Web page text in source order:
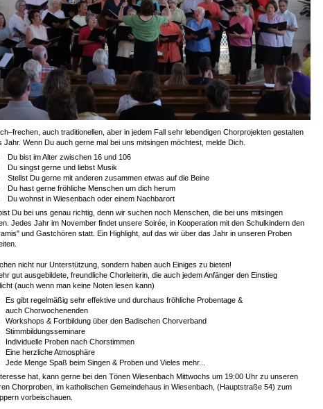
auch traditionellen, aber in jedem Fall sehr lebendigen Chorprojekten gestalten
Jahr. Wenn Du auch gerne mal bei uns mitsingen möchtest, melde Dich.
Du bist im Alter zwischen 16 und 106
Du singst gerne und liebst Musik
Stellst Du gerne mit anderen zusammen etwas auf die Beine
Du hast gerne fröhliche Menschen um dich herum
Du wohnst in Wiesenbach oder einem Nachbarort
Du bei uns genau richtig, denn wir suchen noch Menschen, die bei uns mitsingen
Jedes Jahr im November findet unsere Soirée, in Kooperation mit den Schulkindern den
und Gastchören statt. Ein Highlight, auf das wir über das Jahr in unseren Proben
nicht nur Unterstützung, sondern haben auch Einiges zu bieten!
gut ausgebildete, freundliche Chorleiterin, die auch jedem Anfänger den Einstieg
(auch wenn man keine Noten lesen kann)
Es gibt regelmäßig sehr effektive und durchaus fröhliche Probentage &
auch Chorwochenenden
Workshops & Fortbildung über den Badischen Chorverband
Stimmbildungsseminare
Individuelle Proben nach Chorstimmen
Eine herzliche Atmosphäre
Jede Menge Spaß beim Singen & Proben und Vieles mehr...
hat, kann gerne bei den Tönen Wiesenbach Mittwochs um 19:00 Uhr zu unseren
Chorproben, im katholischen Gemeindehaus in Wiesenbach, (Hauptstraße 54) zum
vorbeischauen.